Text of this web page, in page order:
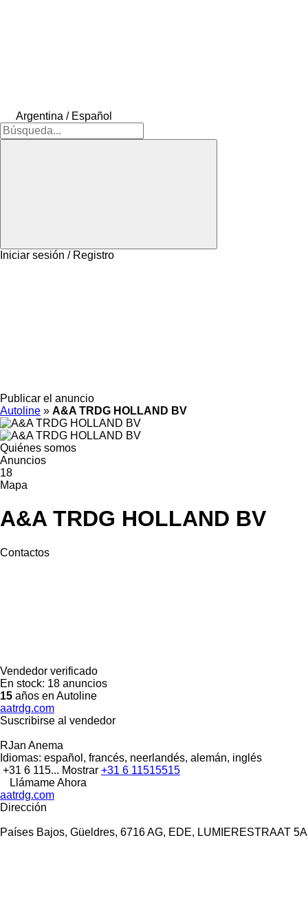
Argentina / Español
Iniciar sesión / Registro
Publicar el anuncio
Autoline » A&A TRDG HOLLAND BV
Quiénes somos
Anuncios
18
Mapa
A&A TRDG HOLLAND BV
Contactos
Vendedor verificado
En stock: 18 anuncios
15 años en Autoline
aatrdg.com
Suscribirse al vendedor
RJan Anema
Idiomas: español, francés, neerlandés, alemán, inglés
+31 6 115... Mostrar +31 6 11515515
Llámame Ahora
aatrdg.com
Dirección
Países Bajos, Güeldres, 6716 AG, EDE, LUMIERESTRAAT 5A